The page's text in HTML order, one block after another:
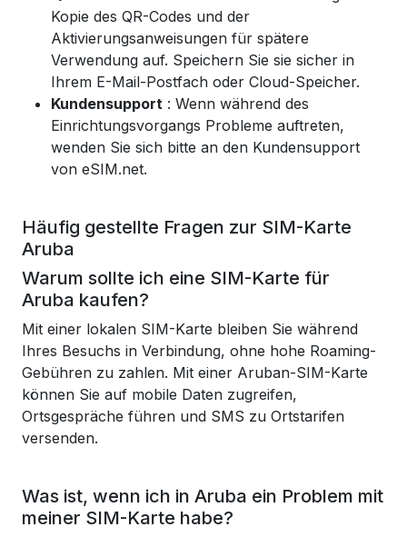
Kopie des QR-Codes und der
Aktivierungsanweisungen für spätere
Verwendung auf. Speichern Sie sie sicher in
Ihrem E-Mail-Postfach oder Cloud-Speicher.
Kundensupport : Wenn während des
Einrichtungsvorgangs Probleme auftreten,
wenden Sie sich bitte an den Kundensupport
von eSIM.net.
Häufig gestellte Fragen zur SIM-Karte
Aruba
Warum sollte ich eine SIM-Karte für
Aruba kaufen?
Mit einer lokalen SIM-Karte bleiben Sie während
Ihres Besuchs in Verbindung, ohne hohe Roaming-
Gebühren zu zahlen. Mit einer Aruban-SIM-Karte
können Sie auf mobile Daten zugreifen,
Ortsgespräche führen und SMS zu Ortstarifen
versenden.
Was ist, wenn ich in Aruba ein Problem mit
meiner SIM-Karte habe?